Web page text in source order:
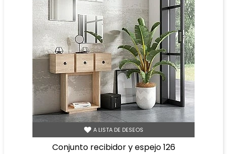
A LISTA DE DESEOS
conjunto recibidor y espejo 126